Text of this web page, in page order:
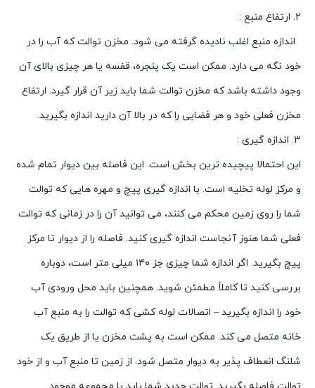
۲. ارتفاع منبع :
اندازه منبع اغلب نادیده گرفته می شود. مخزن توالت که آب را در
خود نگه می دارد. ممکن است یک پنجره، قفسه یا هر چیزی بالای آن
وجود داشته باشد که مخزن توالت شما باید زیر آن قرار گیرد. ارتفاع
مخزن فعلی خود و هر فضایی را که در بالا آن دارید اندازه بگیرید.
۳. اندازه گیری :
این احتمالا پیچیده ترین بخش است. این فاصله بین دیوار تمام شده
و مرکز لوله تخلیه است. با اندازه گیری پیچ و مهره هایی که توالت
شما را روی زمین محکم می کنند، می توانید آن را در زمانی که توالت
فعلی شما هنوز آنجاست اندازه گیری کنید. فاصله را از دیوار تا مرکز
پیچ بگیرید. اگر اندازه شما چیزی جز ۱۴۰ میلی متر است، دوباره
بررسی کنید تا کاملاً مطمئن شوید. همچنین باید محل ورودی آب
خود را اندازه بگیرید – اتصالات لوله کشی که توالت را به منبع آب
خانه متصل می کند. ممکن است به پشت مخزن یا از طریق یک
شلنگ انعطاف پذیر به دیوار متصل شود. از زمین تا منبع آب و از خود